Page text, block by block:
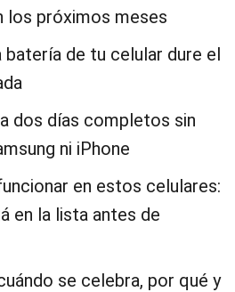
los próximos meses
batería de tu celular dure el
dos días completos sin
ni iPhone
en estos celulares:
en la lista antes de
se celebra, por qué y